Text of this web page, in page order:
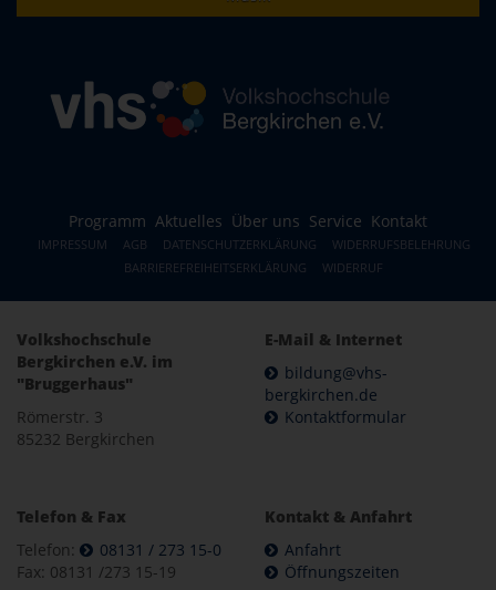
Programm Aktuelles Über uns Service Kontakt
IMPRESSUM AGB DATENSCHUTZERKLÄRUNG
WIDERRUFSBELEHRUNG
BARRIEREFREIHEITSERKLÄRUNG
WIDERRUF
Volkshochschule
Bergkirchen e.V. im
"Bruggerhaus"
Römerstr. 3
85232 Bergkirchen
E-Mail & Internet
bildung@vhs-
bergkirchen.de
Kontaktformular
Telefon & Fax
Telefon:
08131 / 273 15-0
Fax: 08131 /273 15-19
Kontakt & Anfahrt
Anfahrt
Öffnungszeiten